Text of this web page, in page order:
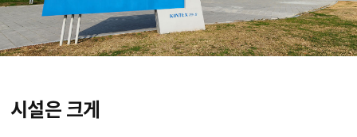
시설은크게